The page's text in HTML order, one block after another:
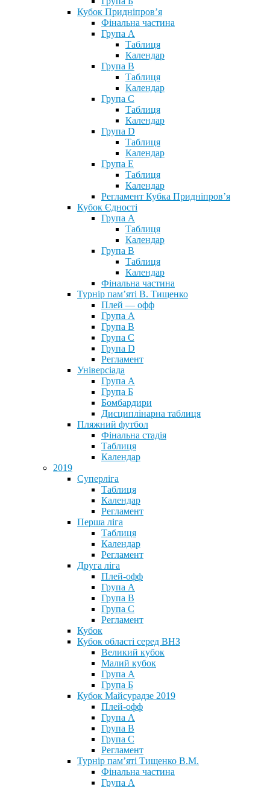
Кубок Придніпров’я
Фінальна частина
Група А
Таблиця
Календар
Група В
Таблиця
Календар
Група С
Таблиця
Календар
Група D
Таблиця
Календар
Група Е
Таблиця
Календар
Регламент Кубка Придніпров’я
Кубок Єдності
Група А
Таблиця
Календар
Група В
Таблиця
Календар
Фінальна частина
Турнір пам’яті В. Тищенко
Плей — офф
Група А
Група B
Група С
Група D
Регламент
Універсіада
Група А
Група Б
Бомбардири
Дисциплінарна таблиця
Пляжний футбол
Фінальна стадія
Таблиця
Календар
2019
Суперліга
Таблиця
Календар
Регламент
Перша ліга
Таблиця
Календар
Регламент
Друга ліга
Плей-офф
Група А
Група В
Група С
Регламент
Кубок
Кубок області серед ВНЗ
Великий кубок
Малий кубок
Група А
Група Б
Кубок Майсурадзе 2019
Плей-офф
Група А
Група В
Група С
Регламент
Турнір пам’яті Тищенко В.М.
Фінальна частина
Група А